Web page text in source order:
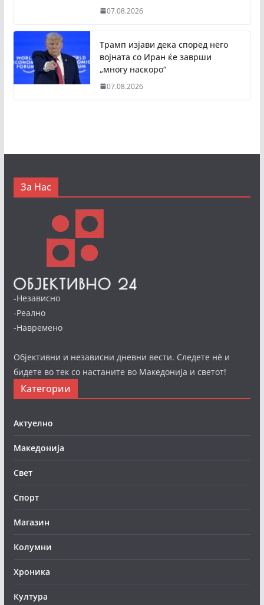
07.08.2026
Трамп изјави дека според него
војната со Иран ќе заврши
„многу наскоро“
07.08.2026
За Нас
-Независно
-Реално
-Навремено
Објективни и независни дневни вести. Следете нè и
бидете во тек со настаните во Македонија и светот!
Категории
Актуелно
Македонија
Свет
Спорт
Магазин
Колумни
Хроника
Култура